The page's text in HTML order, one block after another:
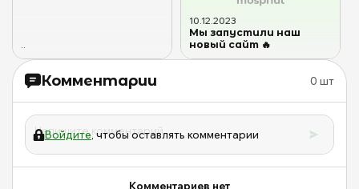
Комментарии 0 шт
Войдите, чтобы оставлять комментарии
Комментариев нет
..
10.12.2023
Мы запустили наш
новый сайт 🔥